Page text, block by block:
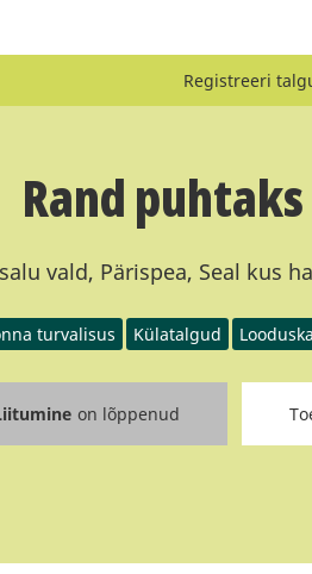
Registreeri
Rand puhtaks
vald, Pärispea, Seal kus
turvalisus Külatalgud
on lõppenud